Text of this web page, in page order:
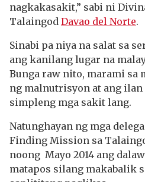
nagkakasakit,” sabi ni
Talaingod Davao del Norte.
Sinabi pa niya na salat sa
ang kanilang lugar na
Bunga raw nito, marami sa
ng malnutrisyon at ang ilan
simpleng mga sakit lang.
Natunghayan ng mga
Finding Mission sa
noong Mayo 2014 ang
matapos silang makabalik